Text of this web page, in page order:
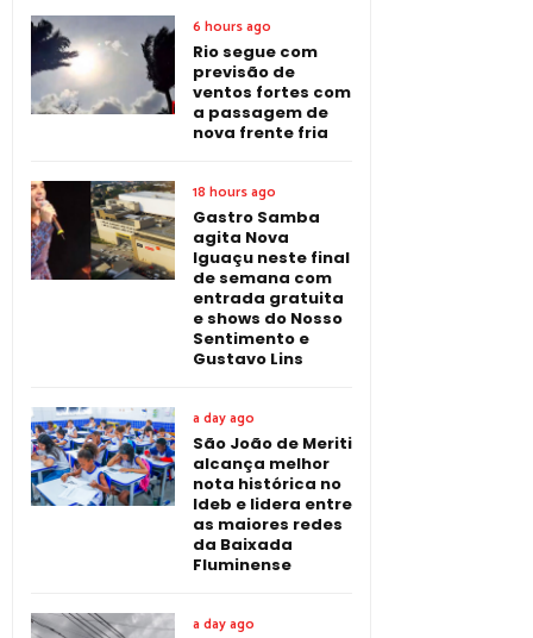
6 hours ago
Rio segue com
previsão de
ventos fortes com
a passagem de
nova frente fria
18 hours ago
Gastro Samba
agita Nova
Iguaçu neste final
de semana com
entrada gratuita
e shows do Nosso
Sentimento e
Gustavo Lins
a day ago
São João de Meriti
alcança melhor
nota histórica no
Ideb e lidera entre
as maiores redes
da Baixada
Fluminense
a day ago